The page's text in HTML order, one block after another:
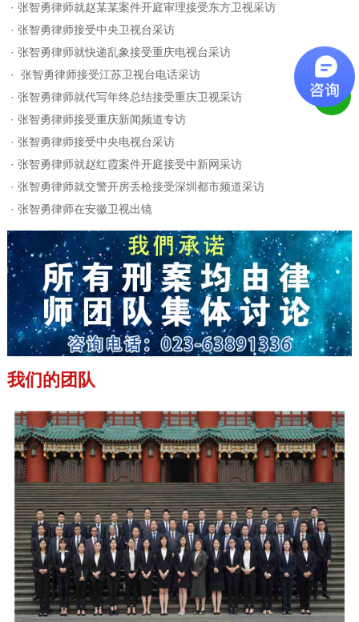
· 张智勇律师就赵某某案件开庭审理接受东方卫视采访
· 张智勇律师接受中央卫视台采访
· 张智勇律师就快递乱象接受重庆电视台采访
·
张智勇律师接受江苏卫视台电话采访
· 张智勇律师就代写年终总结接受重庆卫视采访
· 张智勇律师接受重庆新闻频道专访
· 张智勇律师接受中央电视台采访
· 张智勇律师就赵红霞案件开庭接受中新网采访
· 张智勇律师就交警开房丢枪接受深圳都市频道采访
· 张智勇律师在安徽卫视出镜
我们的团队